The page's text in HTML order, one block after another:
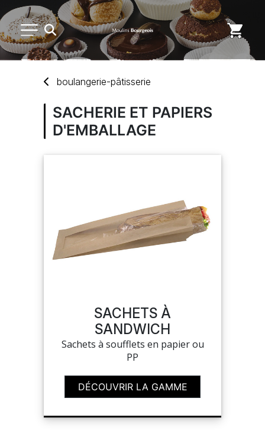
USAGE UNIQUE
DISTRIBUTION DE REPAS
MES LISTES
boulangerie-pâtisserie
SACHERIE ET PAPIERS
D'EMBALLAGE
SACHETS À
SANDWICH
Sachets à soufflets en papier ou
PP
DÉCOUVRIR LA GAMME